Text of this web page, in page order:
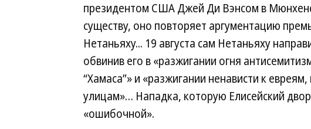
президентом США Джей Ди Вэнсом в
существу, оно повторяет аргументацию
Нетаньяху... 19 августа сам Нетаньяху
обвинив его в «разжигании огня
“Хамаса”» и «разжигании ненависти к
улицам»… Нападка, которую Елисейский
«ошибочной».